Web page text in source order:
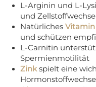
L-Arginin und L-
und
Natürliches Vitamin
und schützen
L-Carnitin
Spermienmotilität
Zink spielt eine